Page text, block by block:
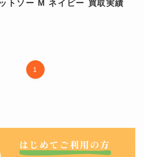
トソー M ネイビー 買取実績
1